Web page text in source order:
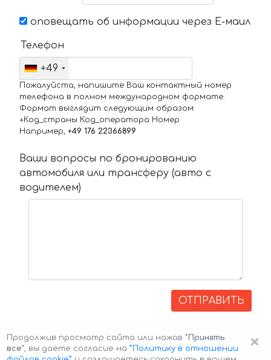
оповещать об информации через Е-маил
Телефон
+49
Пожалуйста, напишите Ваш контактный номер
телефона в полном международном формате.
Формат выглядит следующим образом:
+Код_страны Код_оператора Номер
Например, +49 176 22366899
Ваши вопросы по бронированию
автомобиля или трансферу (авто с
водителем)
ОТПРАВИТЬ
×
Продолжив просмотр сайта или нажав "Принять
все", вы даёте согласие на ”Политику в отношении